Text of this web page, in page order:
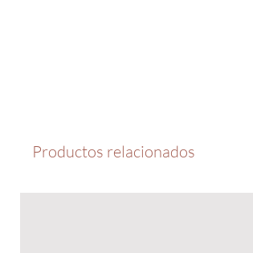
Productos relacionados